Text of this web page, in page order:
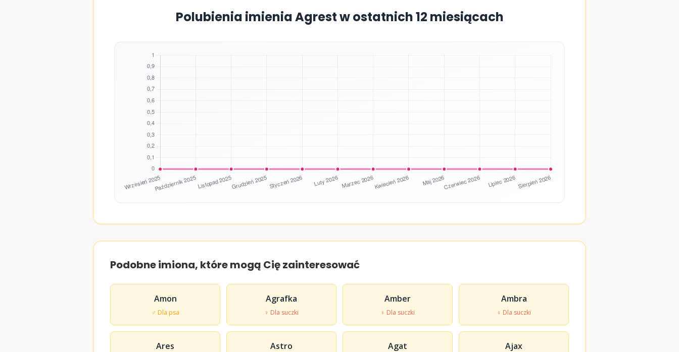
Polubienia imienia Agrest w ostatnich 12 miesiącach
Podobne imiona, które mogą Cię zainteresować
Amon
♂ Dla psa
Agrafka
♀ Dla suczki
Amber
♀ Dla suczki
Ambra
♀ Dla suczki
Ares Astro Agat Ajax